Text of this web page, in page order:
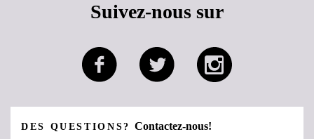
Suivez-nous sur
DES QUESTIONS?Contactez-nous!